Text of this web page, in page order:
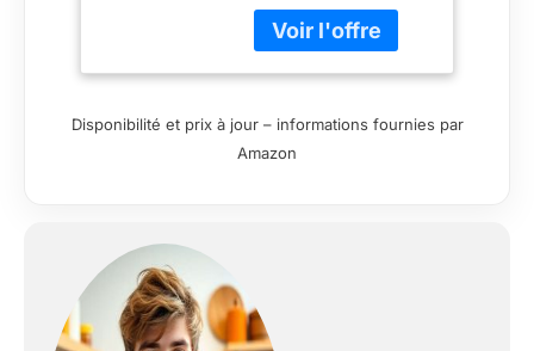
de cuisson
indépendantes en 1
plus volumineux.
Nourrit 8+ personnes
deux prets en même
temps! Peut contenir
Disponibilité et prix à jour – informations fournies par
Amazon